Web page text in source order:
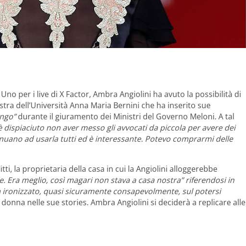
per i live di X Factor, Ambra Angiolini ha avuto la possibilità di
dell’Università Anna Maria Bernini che ha inserito sue
durante il giuramento dei Ministri del Governo Meloni. A tal
dispiaciuto non aver messo gli avvocati da piccola per avere dei
ad usarla tutti ed è interessante. Potevo comprarmi delle
la proprietaria della casa in cui la Angiolini alloggerebbe
Era meglio, così magari non stava a casa nostra” riferendosi in
quasi sicuramente consapevolmente, sul potersi
nelle sue stories. Ambra Angiolini si deciderà a replicare alle